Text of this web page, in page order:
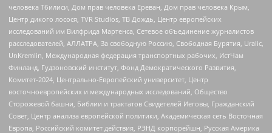
человека Тбилиси, Дом прав человека Ереван, Дом прав человека Крым,
Центр дикого лосося, TVR Studios, ТВ Дождь, Центр европейских
исследований им Вилфрида Мартенса, Сетевое объединение журналистов
расследователей, АЛЛАТРА, За свободную Россию, Свободная Бурятия, Uralic,
UnKremlin, Международная федерация транспортных рабочих, ИстЧам
Финланд, Гудзоновский институт, Фонд Демократического Развития,
Комитет-2024, Центрально-Европейский университет, Центр
восточноевропейских и международных исследований, Общество
Сторожевой башни, Библии и трактатов Свидетелей Иеговы, Гражданский
Совет, Центр анализа европейской политики, Академическая сеть Восточная
Европа, Российский комитет действия, РЭНД корпорейшн, Русская Америка